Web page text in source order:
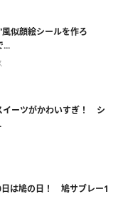
似顔絵シールを作ろ
...
イーツがかわいすぎ！ シ
日は鳩の日！ 鳩サブレー1